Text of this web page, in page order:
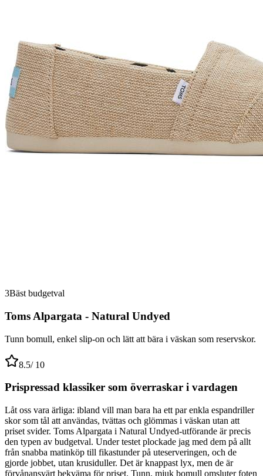
3Bäst budgetval
Toms Alpargata - Natural Undyed
Tunn bomull, enkel slip-on och lätt att bära i väskan som reservskor.
8.5/ 10
Prispressad klassiker som överraskar i vardagen
Låt oss vara ärliga: ibland vill man bara ha ett par enkla espandriller
skor som tål att användas, tvättas och glömmas i väskan utan att
priset svider. Toms Alpargata i Natural Undyed-utförande är precis
den typen av budgetval. Under testet plockade jag med dem på allt
från snabba matinköp till fikastunder på uteserveringen, och de
gjorde jobbet, utan krusiduller. Det är knappast lyx, men de är
förvånansvärt bekväma för priset. Tunn, mjuk bomull omsluter foten